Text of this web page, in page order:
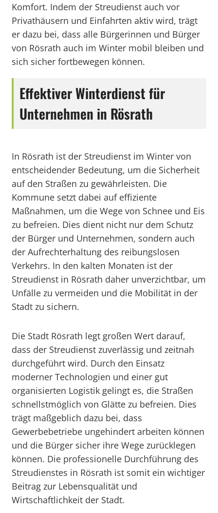
Komfort. Indem der Streudienst auch vor
Privathäusern und Einfahrten aktiv wird, trägt
er dazu bei, dass alle Bürgerinnen und Bürger
von Rösrath auch im Winter mobil bleiben und
sich sicher fortbewegen können.
Effektiver Winterdienst für
Unternehmen in Rösrath
In Rösrath ist der Streudienst im Winter von
entscheidender Bedeutung, um die Sicherheit
auf den Straßen zu gewährleisten. Die
Kommune setzt dabei auf effiziente
Maßnahmen, um die Wege von Schnee und Eis
zu befreien. Dies dient nicht nur dem Schutz
der Bürger und Unternehmen, sondern auch
der Aufrechterhaltung des reibungslosen
Verkehrs. In den kalten Monaten ist der
Streudienst in Rösrath daher unverzichtbar, um
Unfälle zu vermeiden und die Mobilität in der
Stadt zu sichern.
Die Stadt Rösrath legt großen Wert darauf,
dass der Streudienst zuverlässig und zeitnah
durchgeführt wird. Durch den Einsatz
moderner Technologien und einer gut
organisierten Logistik gelingt es, die Straßen
schnellstmöglich von Glätte zu befreien. Dies
trägt maßgeblich dazu bei, dass
Gewerbebetriebe ungehindert arbeiten können
und die Bürger sicher ihre Wege zurücklegen
können. Die professionelle Durchführung des
Streudienstes in Rösrath ist somit ein wichtiger
Beitrag zur Lebensqualität und
Wirtschaftlichkeit der Stadt.